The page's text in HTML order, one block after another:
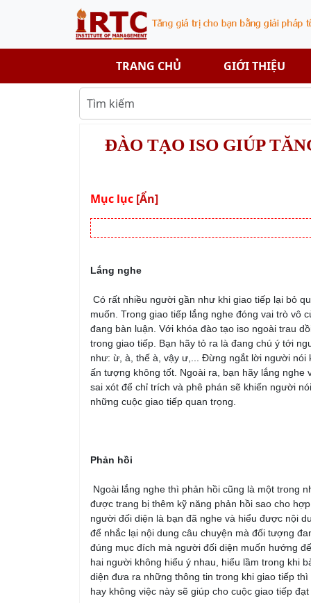
TRANG CHỦ GIỚI THIỆU
ĐÀO TẠO ISO GIÚP
Mục lục [Ẩn]
Lắng nghe
Có rất nhiều người gần như khi giao tiếp lại bỏ
muốn. Trong giao tiếp lắng nghe đóng vai trò vô
đang bàn luận. Với khóa đào tạo iso ngoài trau
trong giao tiếp. Bạn hãy tỏ ra là đang chú ý tới
như: ừ, à, thế à, vậy ư,... Đừng ngắt lời người nói
ấn tượng không tốt. Ngoài ra, bạn hãy lắng
sai xót để chỉ trích và phê phán sẽ khiến người
những cuộc giao tiếp quan trọng.
Phản hồi
Ngoài lắng nghe thì phản hồi cũng là một trong
được trang bị thêm kỹ năng phản hồi sao cho
người đối diện là bạn đã nghe và hiểu được nội
để nhắc lại nội dung câu chuyện mà đối tượng
đúng mục đích mà người đối diện muốn hướng
hai người không hiểu ý nhau, hiểu lầm trong khi
diện đưa ra những thông tin trong khi giao tiếp
hay không việc này sẽ giúp cho cuộc giao tiếp